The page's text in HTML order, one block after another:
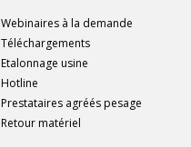
Webinaires à la demande
Téléchargements
Etalonnage usine
Hotline
Prestataires agréés pesage
Retour matériel